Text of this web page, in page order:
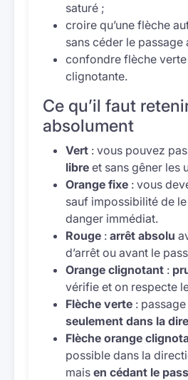
saturé ;
croire qu’une flèche
sans céder le passage
confondre flèche
clignotante.
Ce qu’il faut
absolument
Vert : vous pouvez
libre et sans gêner les
Orange fixe : vous
sauf impossibilité de
danger immédiat.
Rouge : arrêt absolu
d’arrêt ou avant le
Orange clignotant :
vérifie et on respecte
Flèche verte :
seulement dans la
Flèche orange
possible dans la
mais en cédant le